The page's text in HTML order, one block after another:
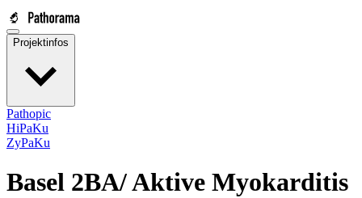
Projektinfos
Pathopic
HiPaKu
ZyPaKu
Basel 2BA/Aktive Myokarditis